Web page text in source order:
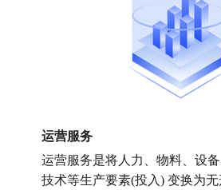
运营服务
运营服务是将人力、物料、设备
技术等生产要素(投入) 变换为